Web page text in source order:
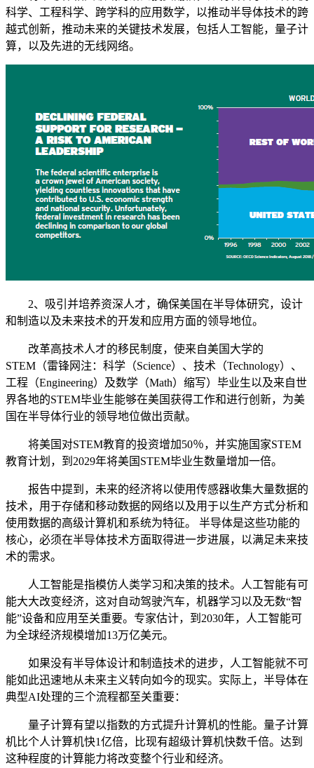
科学、工程科学、跨学科的应用数学，以推动半导体技术的跨
越式创新，推动未来的关键技术发展，包括人工智能，量子计
算，以及先进的无线网络。
2、吸引并培养资深人才，确保美国在半导体研究，设计
和制造以及未来技术的开发和应用方面的领导地位。
改革高技术人才的移民制度，使来自美国大学的
STEM（雷锋网注：科学（Science）、技术（Technology）、
工程（Engineering）及数学（Math）缩写）毕业生以及来自世
界各地的STEM毕业生能够在美国获得工作和进行创新，为美
国在半导体行业的领导地位做出贡献。
将美国对STEM教育的投资增加50％，并实施国家STEM
教育计划，到2029年将美国STEM毕业生数量增加一倍。
报告中提到，未来的经济将以使用传感器收集大量数据的
技术，用于存储和移动数据的网络以及用于以生产方式分析和
使用数据的高级计算机和系统为特征。 半导体是这些功能的
核心，必须在半导体技术方面取得进一步进展，以满足未来技
术的需求。
人工智能是指模仿人类学习和决策的技术。人工智能有可
能大大改变经济，这对自动驾驶汽车，机器学习以及无数“智
能”设备和应用至关重要。专家估计，到2030年，人工智能可
为全球经济规模增加13万亿美元。
如果没有半导体设计和制造技术的进步，人工智能就不可
能如此迅速地从未来主义转向如今的现实。实际上，半导体在
典型AI处理的三个流程都至关重要：
量子计算有望以指数的方式提升计算机的性能。量子计算
机比个人计算机快1亿倍，比现有超级计算机快数千倍。达到
这种程度的计算能力将改变整个行业和经济。